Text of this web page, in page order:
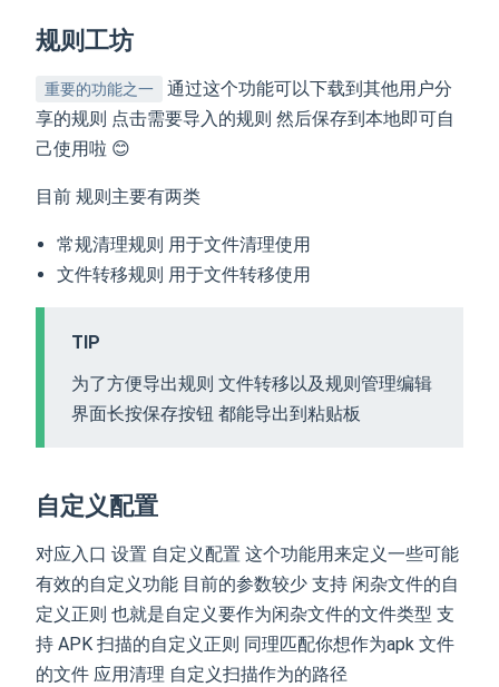
规则工坊
重要的功能之一
通过这个功能可以下载到其他用户分
享的规则 点击需要导入的规则 然后保存到本地即可自
己使用啦 😊
目前 规则主要有两类
常规清理规则 用于文件清理使用
文件转移规则 用于文件转移使用
TIP
为了方便导出规则 文件转移以及规则管理编辑
界面长按保存按钮 都能导出到粘贴板
自定义配置
对应入口 设置 自定义配置 这个功能用来定义一些可能
有效的自定义功能 目前的参数较少 支持 闲杂文件的自
定义正则 也就是自定义要作为闲杂文件的文件类型 支
持 APK 扫描的自定义正则 同理匹配你想作为apk 文件
的文件 应用清理 自定义扫描作为的路径